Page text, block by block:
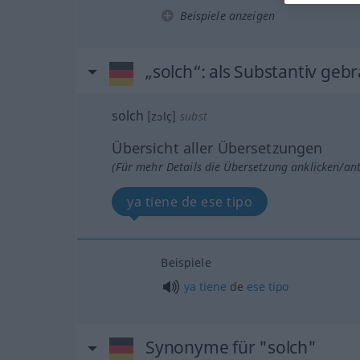
Beispiele anzeigen
„solch“: als Substantiv
solch [zɔlç] subst
Übersicht aller Übersetzungen
(Für mehr Details die Übersetzung anklicken/
ya tiene de ese tipo
Beispiele
ya tiene de ese tipo
Synonyme für "solch"